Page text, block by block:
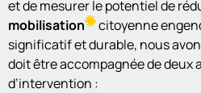
et de mesurer le potentiel de
mobilisation
citoyenne
significatif et durable, nous
doit être accompagnée de deux
d’intervention :